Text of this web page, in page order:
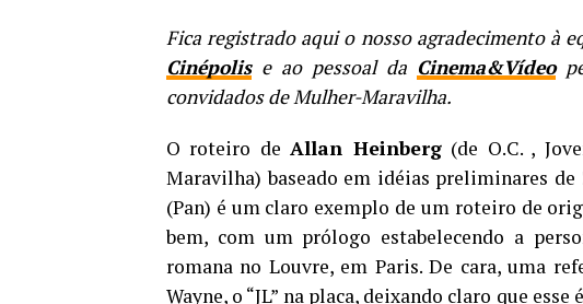
Fica registrado aqui o nosso agradecimento à
Cinépolise ao pessoal da Cinema&Vídeo
convidados de Mulher-Maravilha.
O roteiro deAllan Heinberg(de O.C. ,
Maravilha) baseado em idéias preliminares de
(Pan) é um claro exemplo de um roteiro de
bem, com um prólogo estabelecendo a
romana no Louvre, em Paris. De cara, uma
Wayne, o “JL” na placa, deixando claro que